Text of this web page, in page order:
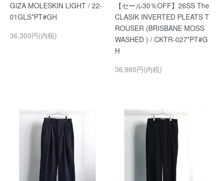
GIZA MOLESKIN LIGHT / 22-
01GLS*PT#GH
36,300円(内税)
【セール30％OFF】26SS The
CLASIK INVERTED PLEATS T
ROUSER (BRISBANE MOSS
WASHED ) / CKTR-027*PT#G
H
36,960円(内税)